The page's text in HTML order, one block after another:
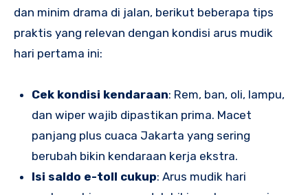
dan minim drama di jalan, berikut beberapa tips
praktis yang relevan dengan kondisi arus mudik
hari pertama ini:
Cek kondisi kendaraan: Rem, ban, oli, lampu,
dan wiper wajib dipastikan prima. Macet
panjang plus cuaca Jakarta yang sering
berubah bikin kendaraan kerja ekstra.
Isi saldo e-toll cukup: Arus mudik hari